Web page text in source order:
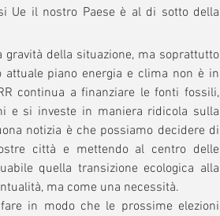
Ue il nostro Paese è al di sotto della
della situazione, ma soprattutto
attuale piano energia e clima non è in
continua a finanziare le fonti fossili,
e si investe in maniera ridicola sulla
notizia è che possiamo decidere di
città e mettendo al centro delle
quella transizione ecologica alla
ma come una necessità.
in modo che le prossime elezioni